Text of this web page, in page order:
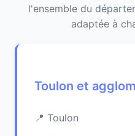
l'ensemble du
adaptée à
Toulon et
Toulon